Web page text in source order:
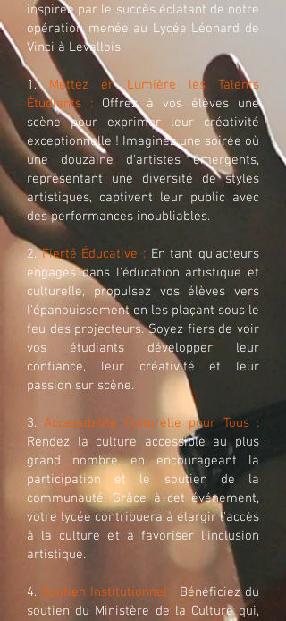
inspirée par le succès éclatant de notre
opération menée au Lycée Léonard de
Vinci à Levallois.
1. Mettez en Lumière les Talents
Étudiants : Offrez à vos élèves une
scène pour exprimer leur créativité
exceptionnelle ! Imaginez une soirée où
une douzaine d'artistes émergents,
représentant une diversité de styles
artistiques, captivent leur public avec
des performances inoubliables.
2.Fierté Éducative : En tant qu'acteurs
engagés dans l'éducation artistique et
culturelle, propulsez vos élèves vers
l'épanouissement en les plaçant sous le
feu des projecteurs. Soyez fiers de voir
vos étudiants développer leur
confiance, leur créativité et leur
passion sur scène.
3.Accessibilité Culturelle pour Tous :
Rendez la culture accessible au plus
grand nombre en encourageant la
participation et le soutien de la
communauté. Grâce à cet événement,
votre lycée contribuera à élargir l'accès
à la culture et à favoriser l'inclusion
artistique.
4. Soutien Institutionnel : Bénéficiez du
soutien du Ministère de la Culture qui,